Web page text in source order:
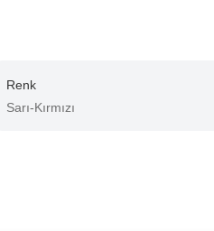
Renk
Sarı-Kırmızı